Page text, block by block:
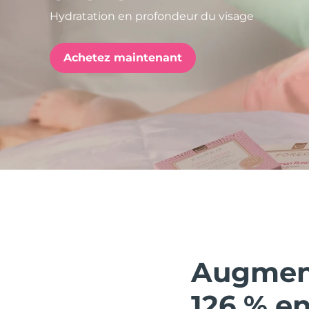
Hydratation en profondeur du visage
Achetez maintenant
issa™ Teeth Whitening Set
FAQ™ Dual LED Panel
POPULAIRE